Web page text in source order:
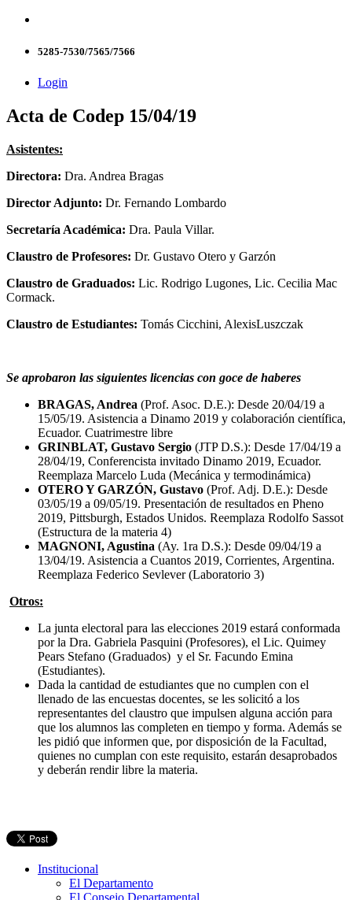
5285-7530/7565/7566
Login
Acta de Codep 15/04/19
Asistentes:
Directora: Dra. Andrea Bragas
Director Adjunto: Dr. Fernando Lombardo
Secretaría Académica: Dra. Paula Villar.
Claustro de Profesores: Dr. Gustavo Otero y Garzón
Claustro de Graduados: Lic. Rodrigo Lugones, Lic. Cecilia Mac
Cormack.
Claustro de Estudiantes: Tomás Cicchini, AlexisLuszczak
Se aprobaron las siguientes licencias con goce de haberes
BRAGAS, Andrea (Prof. Asoc. D.E.): Desde 20/04/19 a
15/05/19. Asistencia a Dinamo 2019 y colaboración científica,
Ecuador. Cuatrimestre libre
GRINBLAT, Gustavo Sergio (JTP D.S.): Desde 17/04/19 a
28/04/19, Conferencista invitado Dinamo 2019, Ecuador.
Reemplaza Marcelo Luda (Mecánica y termodinámica)
OTERO Y GARZÓN, Gustavo (Prof. Adj. D.E.): Desde
03/05/19 a 09/05/19. Presentación de resultados en Pheno
2019, Pittsburgh, Estados Unidos. Reemplaza Rodolfo Sassot
(Estructura de la materia 4)
MAGNONI, Agustina (Ay. 1ra D.S.): Desde 09/04/19 a
13/04/19. Asistencia a Cuantos 2019, Corrientes, Argentina.
Reemplaza Federico Sevlever (Laboratorio 3)
Otros:
La junta electoral para las elecciones 2019 estará conformada
por la Dra. Gabriela Pasquini (Profesores), el Lic. Quimey
Pears Stefano (Graduados) y el Sr. Facundo Emina
(Estudiantes).
Dada la cantidad de estudiantes que no cumplen con el
llenado de las encuestas docentes, se les solicitó a los
representantes del claustro que impulsen alguna acción para
que los alumnos las completen en tiempo y forma. Además se
les pidió que informen que, por disposición de la Facultad,
quienes no cumplan con este requisito, estarán desaprobados
y deberán rendir libre la materia.
Institucional
El Departamento
El Consejo Departamental